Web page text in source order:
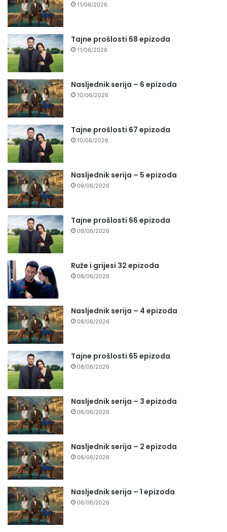
11/06/2026
Tajne prošlosti 68 epizoda
11/06/2026
Nasljednik serija – 6 epizoda
10/06/2026
Tajne prošlosti 67 epizoda
10/06/2026
Nasljednik serija – 5 epizoda
09/06/2026
Tajne prošlosti 66 epizoda
09/06/2026
Ruže i grijesi 32 epizoda
08/06/2026
Nasljednik serija – 4 epizoda
08/06/2026
Tajne prošlosti 65 epizoda
08/06/2026
Nasljednik serija – 3 epizoda
06/06/2026
Nasljednik serija – 2 epizoda
06/06/2026
Nasljednik serija – 1 epizoda
06/06/2026